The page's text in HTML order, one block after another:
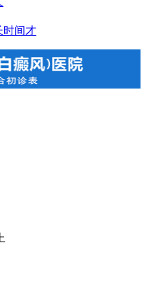
时间才